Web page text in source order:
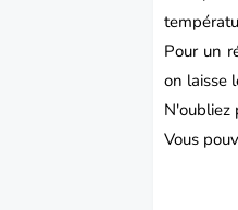
Pour un
on laisse
N'oubliez
Vous